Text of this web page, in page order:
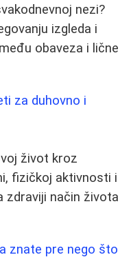
nezi?
izgleda i
obaveza i lične
za duhovno i
život kroz
fizičkoj aktivnosti i
zdraviji način života
znate pre nego što